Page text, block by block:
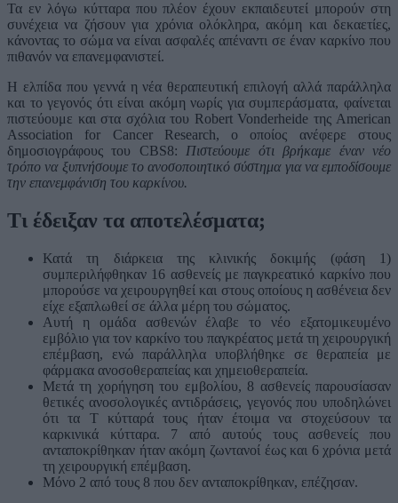
Τα εν λόγω κύτταρα που πλέον έχουν εκπαιδευτεί μπορούν στη
συνέχεια να ζήσουν για χρόνια ολόκληρα, ακόμη και δεκαετίες,
κάνοντας το σώμα να είναι ασφαλές απέναντι σε έναν καρκίνο που
πιθανόν να επανεμφανιστεί.
Η ελπίδα που γεννά η νέα θεραπευτική επιλογή αλλά παράλληλα
και το γεγονός ότι είναι ακόμη νωρίς για συμπεράσματα, φαίνεται
πιστεύουμε και στα σχόλια του Robert Vonderheide της American
Association for Cancer Research, ο οποίος ανέφερε στους
δημοσιογράφους του CBS8: Πιστεύουμε ότι βρήκαμε έναν νέο
τρόπο να ξυπνήσουμε το ανοσοποιητικό σύστημα για να εμποδίσουμε
την επανεμφάνιση του καρκίνου.
Τι έδειξαν τα αποτελέσματα;
Κατά τη διάρκεια της κλινικής δοκιμής (φάση 1)
συμπεριλήφθηκαν 16 ασθενείς με παγκρεατικό καρκίνο που
μπορούσε να χειρουργηθεί και στους οποίους η ασθένεια δεν
είχε εξαπλωθεί σε άλλα μέρη του σώματος.
Aυτή η ομάδα ασθενών έλαβε το νέο εξατομικευμένο
εμβόλιο για τον καρκίνο του παγκρέατος μετά τη χειρουργική
επέμβαση, ενώ παράλληλα υποβλήθηκε σε θεραπεία με
φάρμακα ανοσοθεραπείας και χημειοθεραπεία.
Μετά τη χορήγηση του εμβολίου, 8 ασθενείς παρουσίασαν
θετικές ανοσολογικές αντιδράσεις, γεγονός που υποδηλώνει
ότι τα Τ κύτταρά τους ήταν έτοιμα να στοχεύσουν τα
καρκινικά κύτταρα. 7 από αυτούς τους ασθενείς που
ανταποκρίθηκαν ήταν ακόμη ζωντανοί έως και 6 χρόνια μετά
τη χειρουργική επέμβαση.
Μόνο 2 από τους 8 που δεν ανταποκρίθηκαν, επέζησαν.